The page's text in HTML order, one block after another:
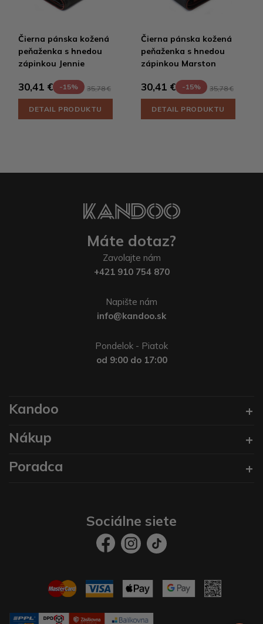
Čierna pánska kožená
peňaženka s hnedou
zápinkou Jennie
30,41 € -15% 35,78 €
DETAIL PRODUKTU
Čierna pánska kožená
peňaženka s hnedou
zápinkou Marston
30,41 € -15% 35,78 €
DETAIL PRODUKTU
Máte dotaz?
Zavolajte nám
+421 910 754 870
Napište nám
info@kandoo.sk
Pondelok - Piatok
od 9:00 do 17:00
Kandoo
Nákup
Poradca
Sociálne siete